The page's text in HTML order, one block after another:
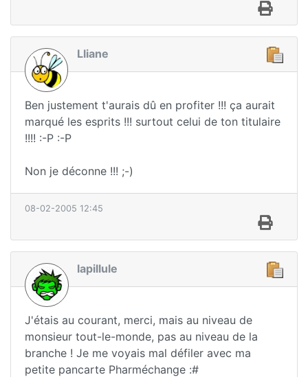
Lliane
Ben justement t'aurais dû en profiter !!! ça aurait
marqué les esprits !!! surtout celui de ton titulaire
!!!! :-P :-P
Non je déconne !!! ;-)
08-02-2005 12:45
lapillule
J'étais au courant, merci, mais au niveau de
monsieur tout-le-monde, pas au niveau de la
branche ! Je me voyais mal défiler avec ma
petite pancarte Pharméchange :#